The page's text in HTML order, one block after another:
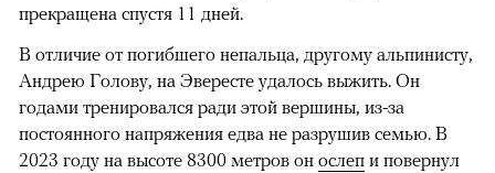
прекращена спустя 11 дней.
В отличие от погибшего непальца, другому альпинисту,
Андрею Голову, на Эвересте удалось выжить. Он
годами тренировался ради этой вершины, из-за
постоянного напряжения едва не разрушив семью. В
2023 году на высоте 8300 метров он ослеп и повернул